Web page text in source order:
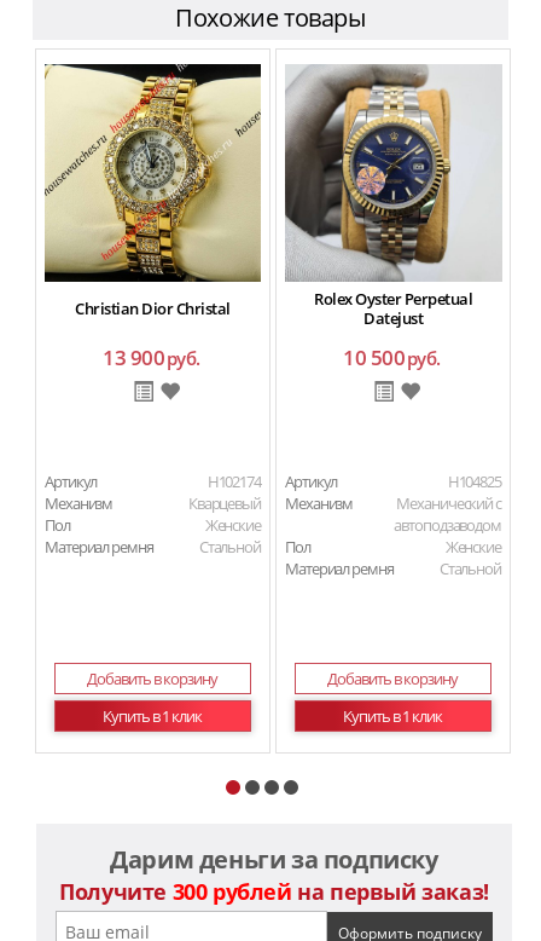
Похожие товары
Christian Dior Christal
13 900руб.
Артикул
H102174
Механизм
Кварцевый
Пол
Женские
Материал ремня
Стальной
Добавить в корзину
Купить в 1 клик
Rolex Oyster Perpetual
Datejust
10 500руб.
Артикул
H104825
Механизм
Механический с
автоподзаводом
Пол
Женские
Материал ремня
Стальной
Добавить в корзину
Купить в 1 клик
Дарим деньги за подписку
Получите 300 рублей на первый заказ!